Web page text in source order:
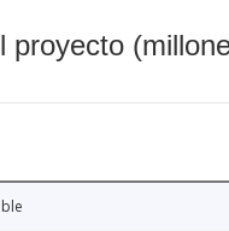
proyecto